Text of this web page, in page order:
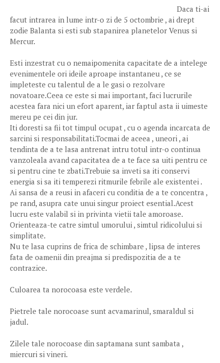
Daca ti-ai
facut intrarea in lume intr-o zi de 5 octombrie , ai drept
zodie Balanta si esti sub stapanirea planetelor Venus si
Mercur.
Esti inzestrat cu o nemaipomenita capacitate de a intelege
evenimentele ori ideile aproape instantaneu , ce se
impleteste cu talentul de a le gasi o rezolvare
novatoare.Ceea ce este si mai important, faci lucrurile
acestea fara nici un efort aparent, iar faptul asta ii uimeste
mereu pe cei din jur.
Iti doresti sa fii tot timpul ocupat , cu o agenda incarcata de
sarcini si responsabilitati.Tocmai de aceea , uneori , ai
tendinta de a te lasa antrenat intru totul intr-o continua
vanzoleala avand capacitatea de a te face sa uiti pentru ce
si pentru cine te zbati.Trebuie sa inveti sa iti conservi
energia si sa iti temperezi ritmurile febrile ale existentei .
Ai sansa de a reusi in afaceri cu conditia de a te concentra ,
pe rand, asupra cate unui singur proiect esential.Acest
lucru este valabil si in privinta vietii tale amoroase.
Orienteaza-te catre simtul umorului , simtul ridicolului si
simplitate.
Nu te lasa cuprins de frica de schimbare , lipsa de interes
fata de oamenii din preajma si predispozitia de a te
contrazice.
Culoarea ta norocoasa este verdele.
Pietrele tale norocoase sunt acvamarinul, smaraldul si
jadul.
Zilele tale norocoase din saptamana sunt sambata ,
miercuri si vineri.